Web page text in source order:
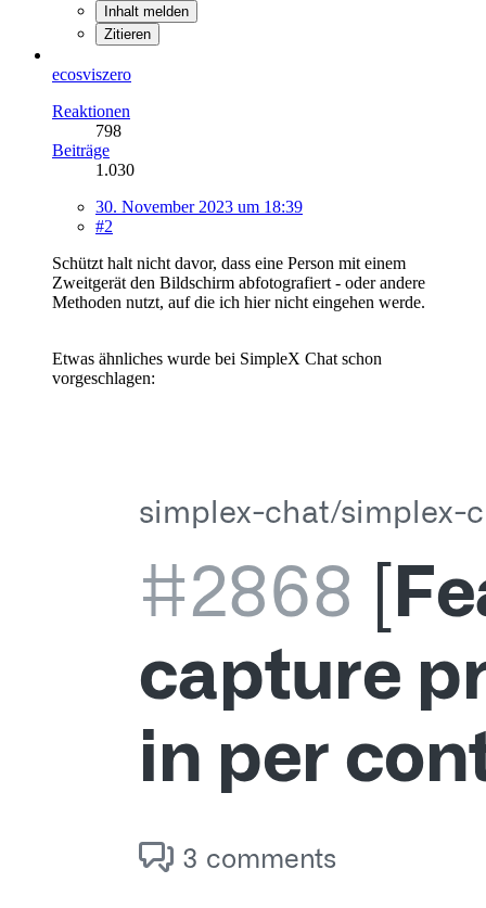
Inhalt melden
Zitieren
ecosviszero
Reaktionen
798
Beiträge
1.030
30. November 2023 um 18:39
#2
Schützt halt nicht davor, dass eine Person mit einem
Zweitgerät den Bildschirm abfotografiert - oder andere
Methoden nutzt, auf die ich hier nicht eingehen werde.
Etwas ähnliches wurde bei SimpleX Chat schon
vorgeschlagen: